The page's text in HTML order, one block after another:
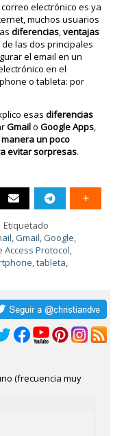
electrónico es ya
muchos usuarios
diferencias,ventajas
de las dos principales
el email en un
en el
o tableta: por
esas diferencias
GmailoGoogle Apps,
un poco
evitar sorpresas.
Etiquetado
, Gmail, Google,
Protocol,
,tableta,
(frecuencia muy